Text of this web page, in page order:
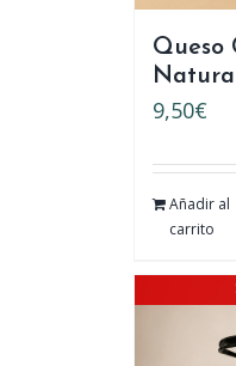
Queso
9,50€
Añadir al
carrito